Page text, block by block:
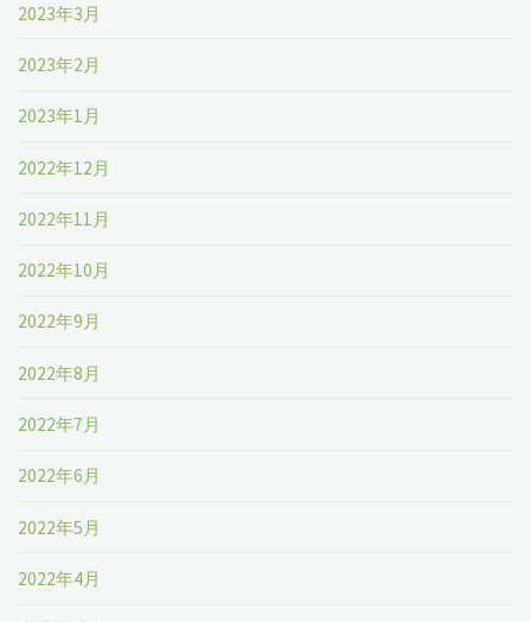
2023年3月
2023年2月
2023年1月
2022年12月
2022年11月
2022年10月
2022年9月
2022年8月
2022年7月
2022年6月
2022年5月
2022年4月